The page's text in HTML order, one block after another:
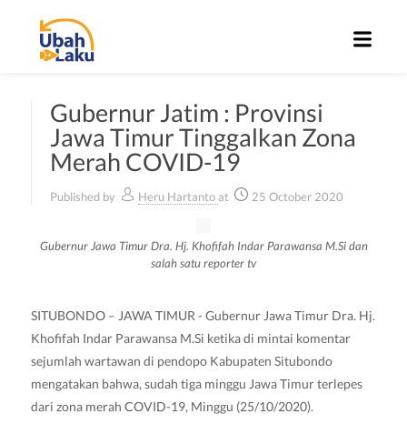
Gubernur Jatim : Provinsi
Jawa Timur Tinggalkan Zona
Merah COVID-19
Published by Heru Hartantoat 25 October 2020
Gubernur Jawa Timur Dra. Hj. Khofifah Indar Parawansa M.Si dan
salah satu reporter tv
SITUBONDO – JAWA TIMUR - Gubernur Jawa Timur Dra. Hj.
Khofifah Indar Parawansa M.Si ketika di mintai komentar
sejumlah wartawan di pendopo Kabupaten Situbondo
mengatakan bahwa, sudah tiga minggu Jawa Timur terlepes
dari zona merah COVID-19, Minggu (25/10/2020).